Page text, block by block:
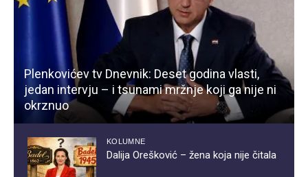
Plenkovićev tv Dnevnik: Deset godina vlasti,
jedan intervju – i tsunami mržnje koji ga nije ni
okrznuo
KOLUMNE
Dalija Orešković – žena koja nije čitala